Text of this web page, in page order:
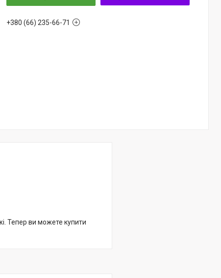
+380 (66) 235-66-71
Тепер ви можете купити